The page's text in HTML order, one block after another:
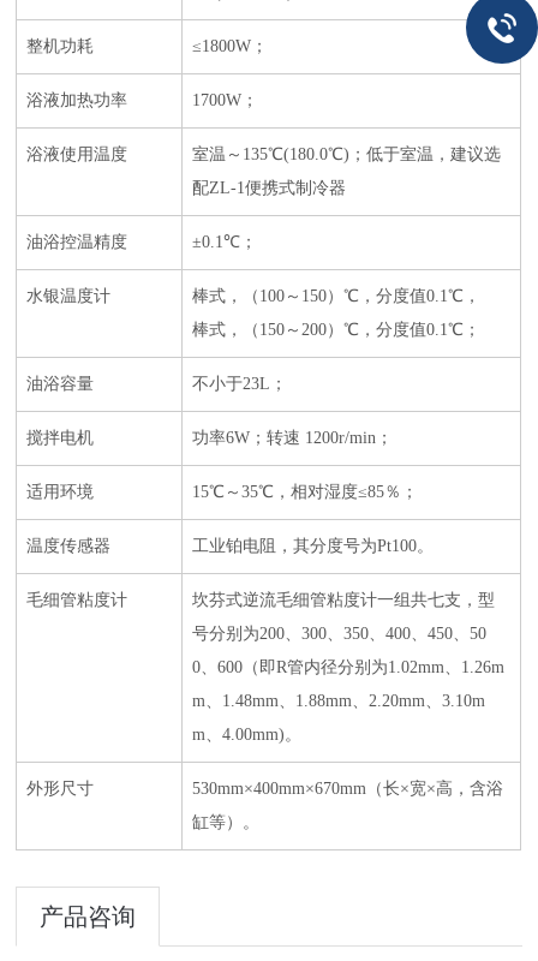
整机功耗 ≤1800W；
浴液加热功率 1700W；
浴液使用温度
室温～135℃(180.0℃)；低于室温，建议选
配ZL-1便携式制冷器
油浴控温精度 ±0.1℃；
水银温度计
棒式，（100～150）℃，分度值0.1℃，
棒式，（150～200）℃，分度值0.1℃；
油浴容量 不小于23L；
搅拌电机 功率6W；转速 1200r/min；
适用环境 15℃～35℃，相对湿度≤85％；
温度传感器 工业铂电阻，其分度号为Pt100。
毛细管粘度计
坎芬式逆流毛细管粘度计一组共七支，型
号分别为200、300、350、400、450、50
0、600（即R管内径分别为1.02mm、1.26m
m、1.48mm、1.88mm、2.20mm、3.10m
m、4.00mm)。
外形尺寸
530mm×400mm×670mm（长×宽×高，含浴
缸等）。
产品咨询